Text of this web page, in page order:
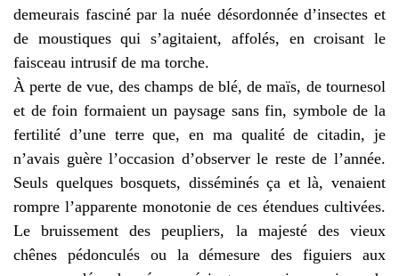
demeurais fasciné par la nuée désordonnée d’insectes et
de moustiques qui s’agitaient, affolés, en croisant le
faisceau intrusif de ma torche.
À perte de vue, des champs de blé, de maïs, de tournesol
et de foin formaient un paysage sans fin, symbole de la
fertilité d’une terre que, en ma qualité de citadin, je
n’avais guère l’occasion d’observer le reste de l’année.
Seuls quelques bosquets, disséminés ça et là, venaient
rompre l’apparente monotonie de ces étendues cultivées.
Le bruissement des peupliers, la majesté des vieux
chênes pédonculés ou la démesure des figuiers aux